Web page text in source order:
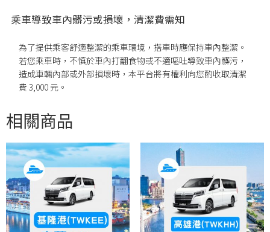
乘車導致車內髒污或損壞，清潔費需知
為了提供乘客舒適整潔的乘車環境，搭車時應保持車內整潔。
若您乘車時，不慎於車內打翻食物或不適嘔吐導致車內髒污，
造成車輛內部或外部損壞時，本平台將有權利向您酌收取清潔
費 3,000 元。
相關商品